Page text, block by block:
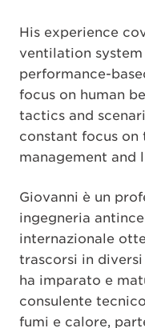
His experience
ventilation system
performance-
focus on human
tactics and
constant focus
management and
Giovanni è un
ingegneria
internazionale
trascorsi in
ha imparato e
consulente
fumi e calore,